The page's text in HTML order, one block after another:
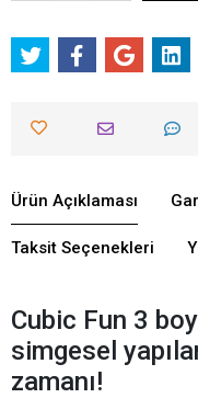
Ürün Açıklaması
Taksit Seçenekleri
Cubic Fun 3
simgesel
zamanı!